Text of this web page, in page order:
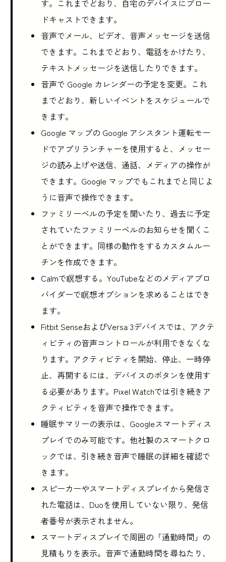
す。これまでどおり、自宅のデバイスにブロー
ドキャストできます。
音声でメール、ビデオ、音声メッセージを送信
できます。これまでどおり、電話をかけたり、
テキストメッセージを送信したりできます。
音声で Google カレンダーの予定を変更。これ
までどおり、新しいイベントをスケジュールで
きます。
Google マップの Google アシスタント運転モー
ドでアプリランチャーを使用すると、メッセー
ジの読み上げや送信、通話、メディアの操作が
できます。Google マップでもこれまでと同じよ
うに音声で操作できます。
ファミリーベルの予定を聞いたり、過去に予定
されていたファミリーベルのお知らせを聞くこ
とができます。同様の動作をするカスタムルー
チンを作成できます。
Calmで瞑想する。YouTubeなどのメディアプロ
バイダーで瞑想オプションを求めることはでき
ます。
Fitbit SenseおよびVersa 3デバイスでは、アクテ
ィビティの音声コントロールが利用できなくな
ります。アクティビティを開始、停止、一時停
止、再開するには、デバイスのボタンを使用す
る必要があります。Pixel Watchでは引き続きア
クティビティを音声で操作できます。
睡眠サマリーの表示は、Googleスマートディス
プレイでのみ可能です。他社製のスマートクロ
ックでは、引き続き音声で睡眠の詳細を確認で
きます。
スピーカーやスマートディスプレイから発信さ
れた電話は、Duoを使用していない限り、発信
者番号が表示されません。
スマートディスプレイで周囲の「通勤時間」の
見積もりを表示。音声で通勤時間を尋ねたり、